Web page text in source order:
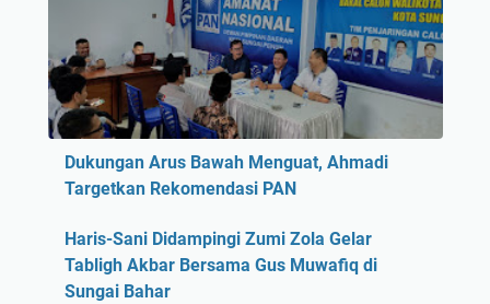
Dukungan Arus Bawah Menguat, Ahmadi
Targetkan Rekomendasi PAN
Haris-Sani Didampingi Zumi Zola Gelar
Tabligh Akbar Bersama Gus Muwafiq di
Sungai Bahar